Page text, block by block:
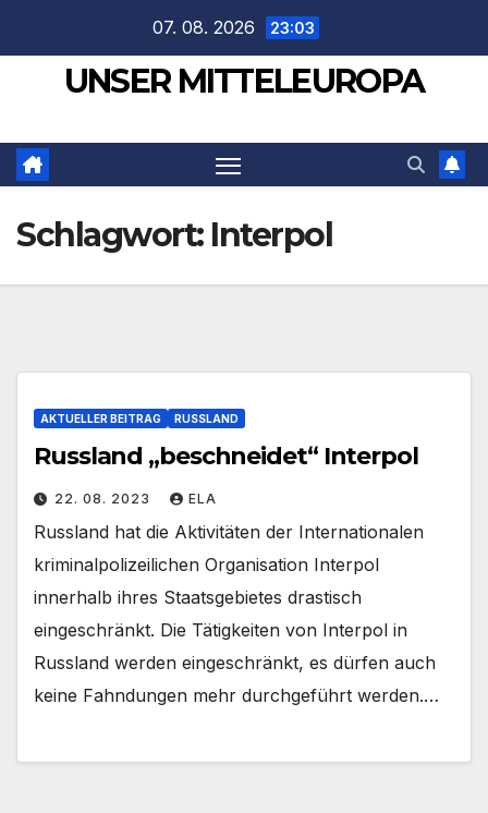
springen
07. 08. 2026 23:03
UNSER MITTELEUROPA
Schlagwort: Interpol
AKTUELLER BEITRAG RUSSLAND
Russland „beschneidet“ Interpol
22. 08. 2023 ELA
Russland hat die Aktivitäten der Internationalen
kriminalpolizeilichen Organisation Interpol
innerhalb ihres Staatsgebietes drastisch
eingeschränkt. Die Tätigkeiten von Interpol in
Russland werden eingeschränkt, es dürfen auch
keine Fahndungen mehr durchgeführt werden.…